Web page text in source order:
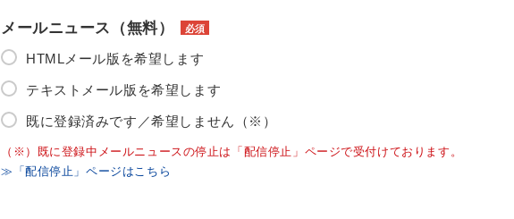
メールニュース（無料） 必須
HTMLメール版を希望します
テキストメール版を希望します
既に登録済みです／希望しません（※）
（※）既に登録中メールニュースの停止は「配信停止」ページで受付けております。
≫「配信停止」ページはこちら